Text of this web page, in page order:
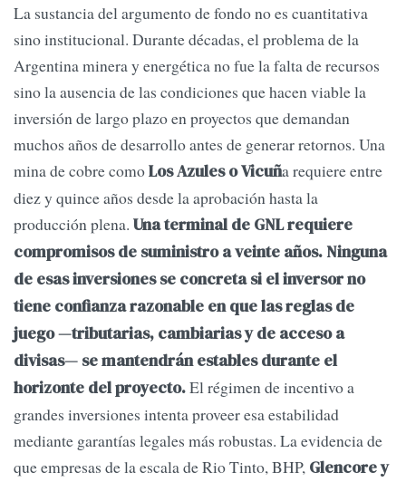
La sustancia del argumento de fondo no es cuantitativa
sino institucional. Durante décadas, el problema de la
Argentina minera y energética no fue la falta de recursos
sino la ausencia de las condiciones que hacen viable la
inversión de largo plazo en proyectos que demandan
muchos años de desarrollo antes de generar retornos. Una
mina de cobre comoLos Azules o Vicuña requiere entre
diez y quince años desde la aprobación hasta la
producción plena. Una terminal de GNL requiere
compromisos de suministro a veinte años. Ninguna
de esas inversiones se concreta si el inversor no
tiene confianza razonable en que las reglas de
juego —tributarias, cambiarias y de acceso a
divisas— se mantendrán estables durante el
horizonte del proyecto.El régimen de incentivo a
grandes inversiones intenta proveer esa estabilidad
mediante garantías legales más robustas. La evidencia de
que empresas de la escala de Rio Tinto, BHP, Glencore y